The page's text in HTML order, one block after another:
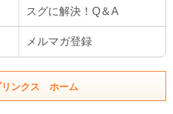
スグに解決！Q＆A
メルマガ登録
リンクス ホーム